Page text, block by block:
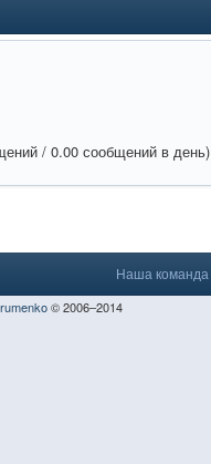
/ 0.00 сообщений в день)
Наша команда
© 2006–2014